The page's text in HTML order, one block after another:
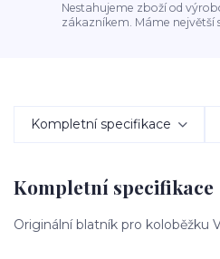
Nestahujeme zboží od
zákazníkem. Máme největší
Kompletní specifikace
Kompletní specifikace
Originální blatník pro koloběžku